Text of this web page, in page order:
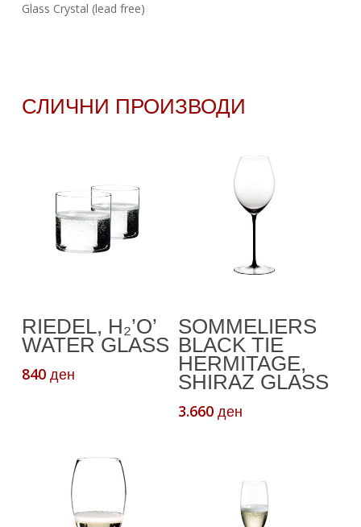
Glass Crystal (lead free)
СЛИЧНИ ПРОИЗВОДИ
Кошничка
RIEDEL, H₂’O’
WATER GLASS
840 ден
SOMMELIERS
BLACK TIE
HERMITAGE,
SHIRAZ GLASS
3.660ден